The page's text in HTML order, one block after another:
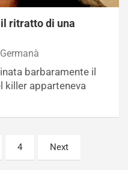
ritratto di una
barbaramente il
killer apparteneva
4 Next